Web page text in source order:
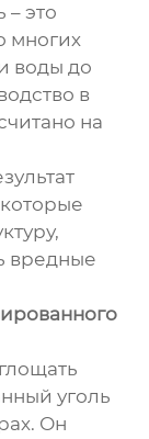
– это
многих
воды до
в
на
вредные
уголь
Он